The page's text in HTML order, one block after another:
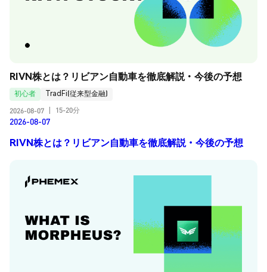
RIVN株とは？リビアン自動車を徹底解説・今後の予想
初心者
TradFi(従来型金融)
2026-08-07
15-20分
2026-08-07
RIVN株とは？リビアン自動車を徹底解説・今後の予想